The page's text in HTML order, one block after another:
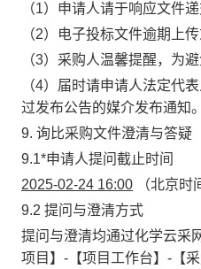
（1）申请人请于响应文件
（2）电子投标文件逾期上
（3）采购人温馨提醒， 为
（4）届时请申请人法定代
过发布公告的媒介发布通知。
9. 询比采购文件澄清与答疑
9.1*申请人提问截止时间
2025-02-24 16:00 （北京时
9.2 提问与澄清方式
提问与澄清均通过化学云采
项目】 - 【项目工作台】 - 【